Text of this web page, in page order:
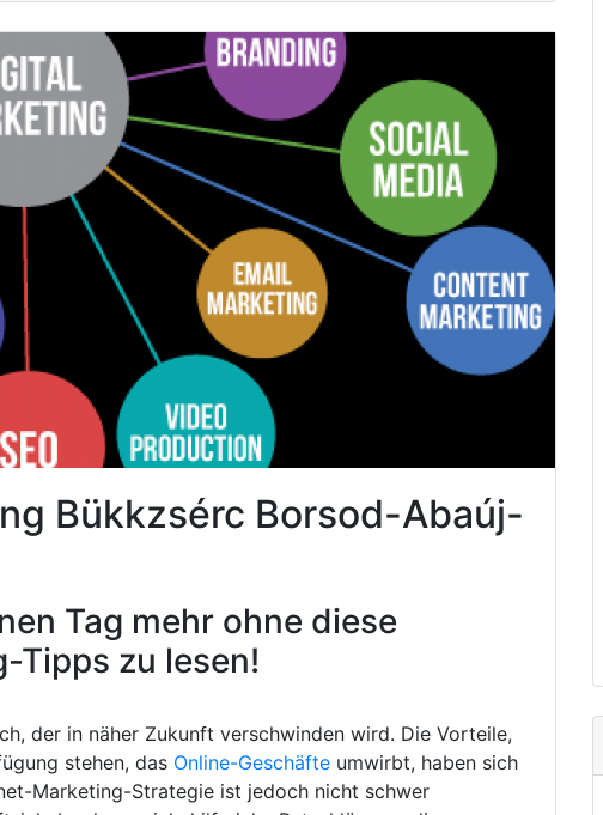
Bükkzsérc Borsod-Abaúj-
Tag mehr ohne diese
Tipps zu lesen!
der in näher Zukunft verschwinden wird. Die Vorteile,
stehen, das Online-Geschäfte umwirbt, haben sich
Marketing-Strategie ist jedoch nicht schwer